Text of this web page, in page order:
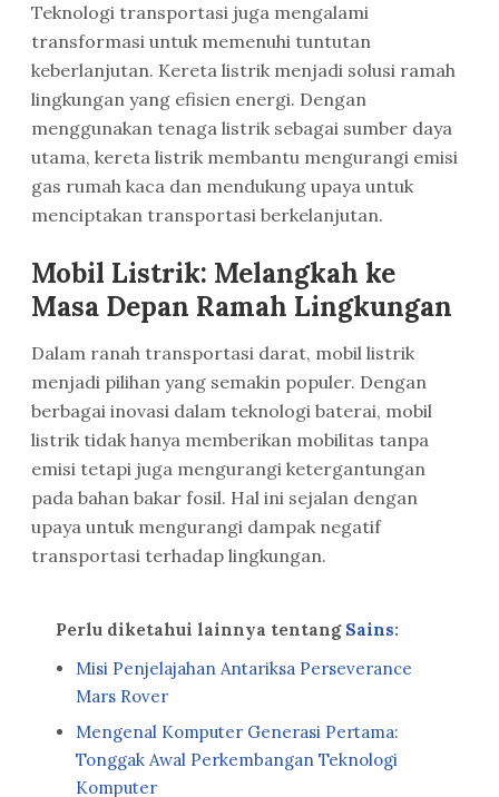
Teknologi transportasi juga mengalami
transformasi untuk memenuhi tuntutan
keberlanjutan. Kereta listrik menjadi solusi ramah
lingkungan yang efisien energi. Dengan
menggunakan tenaga listrik sebagai sumber daya
utama, kereta listrik membantu mengurangi emisi
gas rumah kaca dan mendukung upaya untuk
menciptakan transportasi berkelanjutan.
Mobil Listrik: Melangkah ke
Masa Depan Ramah Lingkungan
Dalam ranah transportasi darat, mobil listrik
menjadi pilihan yang semakin populer. Dengan
berbagai inovasi dalam teknologi baterai, mobil
listrik tidak hanya memberikan mobilitas tanpa
emisi tetapi juga mengurangi ketergantungan
pada bahan bakar fosil. Hal ini sejalan dengan
upaya untuk mengurangi dampak negatif
transportasi terhadap lingkungan.
Perlu diketahui lainnya tentang Sains:
Misi Penjelajahan Antariksa Perseverance
Mars Rover
Mengenal Komputer Generasi Pertama:
Tonggak Awal Perkembangan Teknologi
Komputer